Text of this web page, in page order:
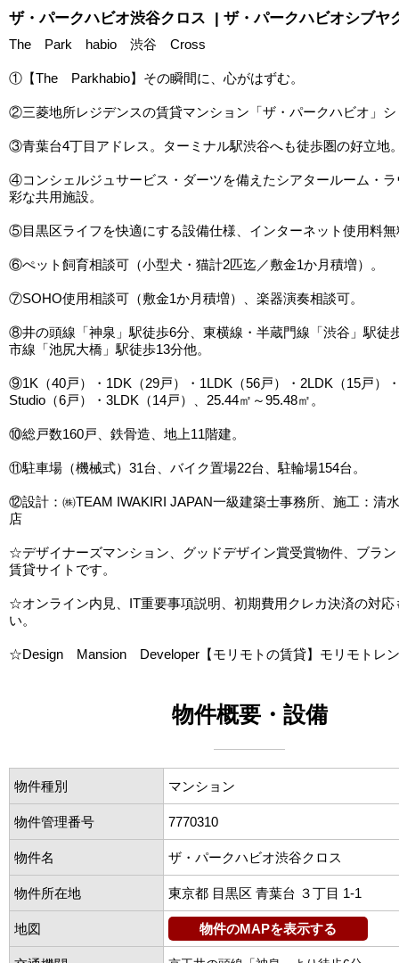
ザ・パークハビオ渋谷クロス | ザ・パークハビオシブヤ
The Park habio 渋谷 Cross
①【The Parkhabio】その瞬間に、心がはずむ。
②三菱地所レジデンスの賃貸マンション「ザ・パークハビオ」
③青葉台4丁目アドレス。ターミナル駅渋谷へも徒歩圏の好立地
④コンシェルジュサービス・ダーツを備えたシアタールーム・
彩な共用施設。
⑤目黒区ライフを快適にする設備仕様、インターネット使用料無
⑥ぺット飼育相談可（小型犬・猫計2匹迄／敷金1か月積増）。
⑦SOHO使用相談可（敷金1か月積増）、楽器演奏相談可。
⑧井の頭線「神泉」駅徒歩6分、東横線・半蔵門線「渋谷」駅徒
市線「池尻大橋」駅徒歩13分他。
⑨1K（40戸）・1DK（29戸）・1LDK（56戸）・2LDK（15戸）
Studio（6戸）・3LDK（14戸）、25.44㎡～95.48㎡。
⑩総戸数160戸、鉄骨造、地上11階建。
⑪駐車場（機械式）31台、バイク置場22台、駐輪場154台。
⑫設計：㈱TEAM IWAKIRI JAPAN一級建築士事務所、施工：清
店
☆デザイナーズマンション、グッドデザイン賞受賞物件、ブラ
賃貸サイトです。
☆オンライン内見、IT重要事項説明、初期費用クレカ決済の対応
い。
☆Design Mansion Developer【モリモトの賃貸】モリモトレ
物件概要・設備
物件種別 マンション
物件管理番号 7770310
物件名 ザ・パークハビオ渋谷クロス
物件所在地 東京都 目黒区 青葉台 ３丁目 1-1
地図 物件のMAPを表示する